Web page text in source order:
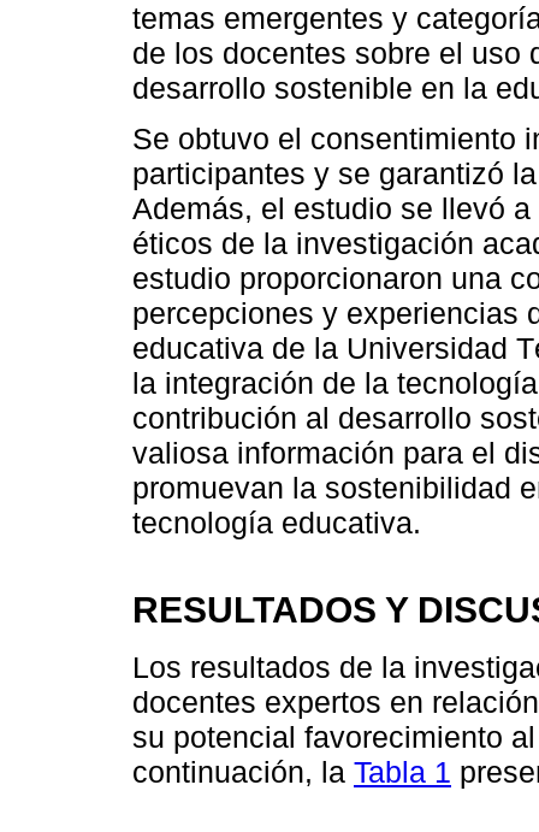
temas emergentes y
de los docentes sobre el uso
desarrollo sostenible en la
Se obtuvo el consentimiento
participantes y se garantizó
Además, el estudio se llevó
éticos de la investigación
estudio proporcionaron una
percepciones y experiencias
educativa de la Universidad
la integración de la
contribución al desarrollo
valiosa información para el
promuevan la sostenibilidad
tecnología educativa.
RESULTADOS Y
Los resultados de la
docentes expertos en
su potencial favorecimiento
continuación, la Tabla 1